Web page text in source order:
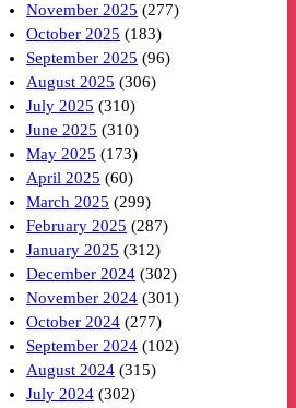
November 2025 (277)
October 2025 (183)
September 2025 (96)
August 2025 (306)
July 2025 (310)
June 2025 (310)
May 2025 (173)
April 2025 (60)
March 2025 (299)
February 2025 (287)
January 2025 (312)
December 2024 (302)
November 2024 (301)
October 2024 (277)
September 2024 (102)
August 2024 (315)
July 2024 (302)